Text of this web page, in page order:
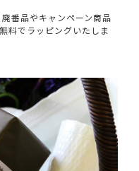
番品やキャンペーン商品
料でラッピングいたしま